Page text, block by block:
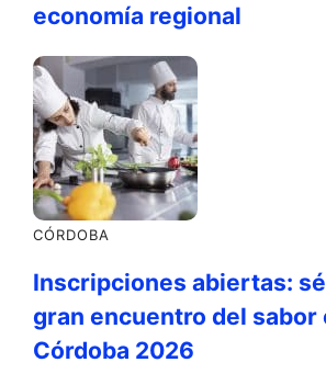
economía regional
CÓRDOBA
Inscripciones abiertas:
gran encuentro del sabor
Córdoba 2026